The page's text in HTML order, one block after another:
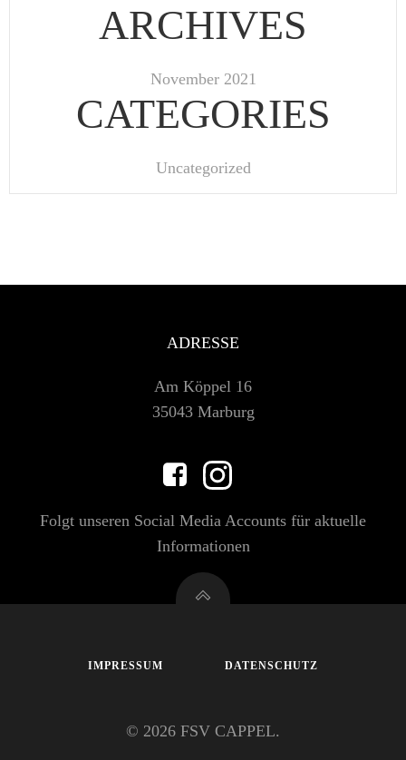
ARCHIVES
November 2021
CATEGORIES
Uncategorized
ADRESSE
Am Köppel 16
35043 Marburg
Folgt unseren Social Media Accounts für aktuelle
Informationen
IMPRESSUM DATENSCHUTZ
© 2026 FSV CAPPEL.